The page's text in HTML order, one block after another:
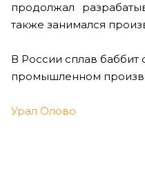
продолжал
также занимался
В России сплав баббит
промышленном
Урал Олово